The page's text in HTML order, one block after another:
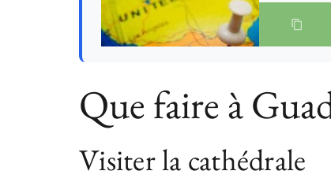
Que faire à
Visiter la cathédrale